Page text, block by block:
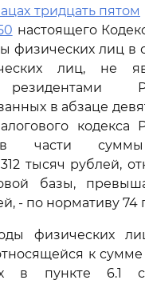
тридцать пятом
настоящего
физических лиц в
лиц, не
в абзаце
кодекса
части суммы
тысяч рублей,
базы,
- по нормативу 74
физических
к сумме
в пункте 6.1